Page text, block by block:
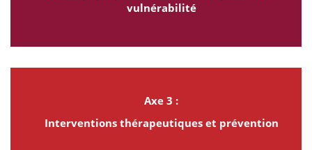
vulnérabilité
Axe 3 :
Interventions thérapeutiques et prévention